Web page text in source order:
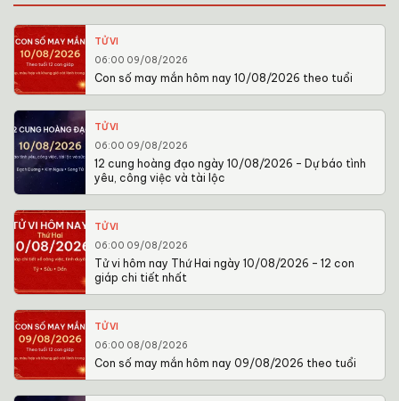
TỬ VI
06:00 09/08/2026
Con số may mắn hôm nay 10/08/2026 theo tuổi
TỬ VI
06:00 09/08/2026
12 cung hoàng đạo ngày 10/08/2026 – Dự báo tình
yêu, công việc và tài lộc
TỬ VI
06:00 09/08/2026
Tử vi hôm nay Thứ Hai ngày 10/08/2026 – 12 con
giáp chi tiết nhất
TỬ VI
06:00 08/08/2026
Con số may mắn hôm nay 09/08/2026 theo tuổi